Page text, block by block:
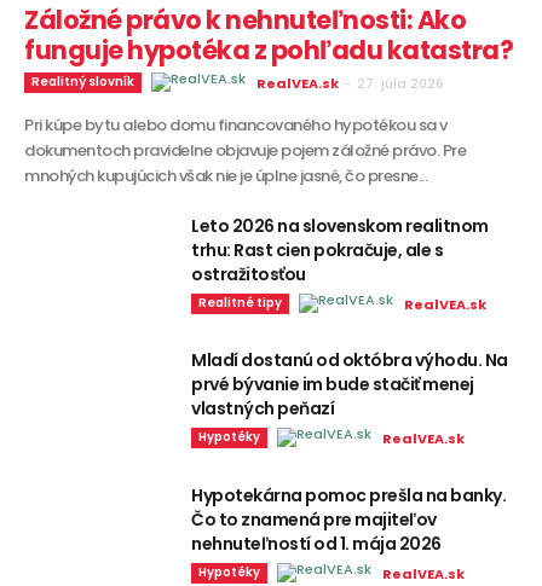
Záložné právo k nehnuteľnosti: Ako
funguje hypotéka z pohľadu katastra?
Realitný slovník RealVEA.sk - 27. júla 2026
Pri kúpe bytu alebo domu financovaného hypotékou sa v
dokumentoch pravidelne objavuje pojem záložné právo. Pre
mnohých kupujúcich však nie je úplne jasné, čo presne...
Leto 2026 na slovenskom realitnom
trhu: Rast cien pokračuje, ale s
ostražitosťou
Realitné tipy RealVEA.sk
Mladí dostanú od októbra výhodu. Na
prvé bývanie im bude stačiť menej
vlastných peňazí
Hypotéky RealVEA.sk
Hypotekárna pomoc prešla na banky.
Čo to znamená pre majiteľov
nehnuteľností od 1. mája 2026
Hypotéky RealVEA.sk